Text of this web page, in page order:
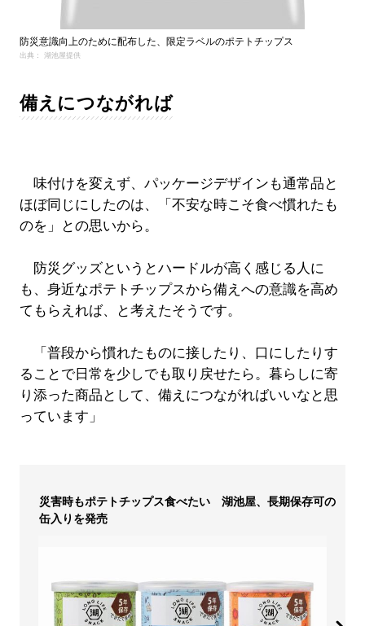
防災意識向上のために配布した、限定ラベルのポテトチップス
出典： 湖池屋提供
備えにつながれば
味付けを変えず、パッケージデザインも通常品と
ほぼ同じにしたのは、「不安な時こそ食べ慣れたも
のを」との思いから。
防災グッズというとハードルが高く感じる人に
も、身近なポテトチップスから備えへの意識を高め
てもらえれば、と考えたそうです。
「普段から慣れたものに接したり、口にしたりす
ることで日常を少しでも取り戻せたら。暮らしに寄
り添った商品として、備えにつながればいいなと思
っています」
災害時もポテトチップス食べたい 湖池屋、長期保存可の
缶入りを発売